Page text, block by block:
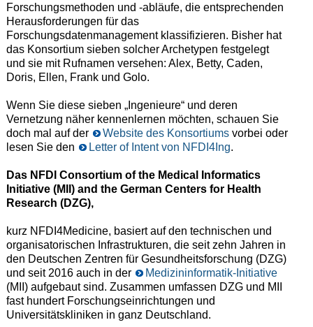
Forschungsmethoden und -abläufe, die entsprechenden
Herausforderungen für das
Forschungsdatenmanagement klassifizieren. Bisher hat
das Konsortium sieben solcher Archetypen festgelegt
und sie mit Rufnamen versehen: Alex, Betty, Caden,
Doris, Ellen, Frank und Golo.
Wenn Sie diese sieben „Ingenieure“ und deren
Vernetzung näher kennenlernen möchten, schauen Sie
doch mal auf der
Website des Konsortiumsvorbei oder
lesen Sie den
Letter of Intent von NFDI4Ing.
Das NFDI Consortium of the Medical Informatics
Initiative (MII) and the German Centers for Health
Research (DZG),
kurz NFDI4Medicine, basiert auf den technischen und
organisatorischen Infrastrukturen, die seit zehn Jahren in
den Deutschen Zentren für Gesundheitsforschung (DZG)
und seit 2016 auch in der
Medizininformatik-Initiative
(MII) aufgebaut sind. Zusammen umfassen DZG und MII
fast hundert Forschungseinrichtungen und
Universitätskliniken in ganz Deutschland.